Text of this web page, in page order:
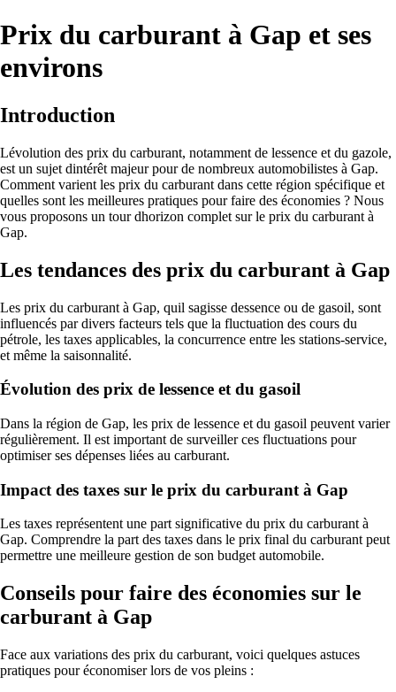
Prix du carburant à Gap et ses
environs
Introduction
Lévolution des prix du carburant, notamment de lessence et du gazole,
est un sujet dintérêt majeur pour de nombreux automobilistes à Gap.
Comment varient les prix du carburant dans cette région spécifique et
quelles sont les meilleures pratiques pour faire des économies ? Nous
vous proposons un tour dhorizon complet sur le prix du carburant à
Gap.
Les tendances des prix du carburant à Gap
Les prix du carburant à Gap, quil sagisse dessence ou de gasoil, sont
influencés par divers facteurs tels que la fluctuation des cours du
pétrole, les taxes applicables, la concurrence entre les stations-service,
et même la saisonnalité.
Évolution des prix de lessence et du gasoil
Dans la région de Gap, les prix de lessence et du gasoil peuvent varier
régulièrement. Il est important de surveiller ces fluctuations pour
optimiser ses dépenses liées au carburant.
Impact des taxes sur le prix du carburant à Gap
Les taxes représentent une part significative du prix du carburant à
Gap. Comprendre la part des taxes dans le prix final du carburant peut
permettre une meilleure gestion de son budget automobile.
Conseils pour faire des économies sur le
carburant à Gap
Face aux variations des prix du carburant, voici quelques astuces
pratiques pour économiser lors de vos pleins :